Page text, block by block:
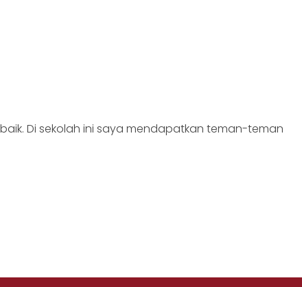
Di sekolah ini saya mendapatkan teman-teman